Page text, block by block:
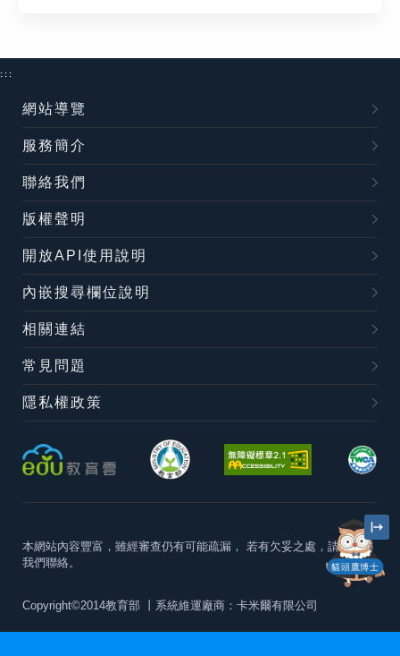
貓頭鷹博士
:::
網站導覽
服務簡介
聯絡我們
版權聲明
開放API使用說明
內嵌搜尋欄位說明
相關連結
常見問題
隱私權政策
本網站內容豐富，雖經審查仍有可能疏漏， 若有欠妥之處，請隨時與
我們聯絡。
Copyright©2014教育部 丨系統維運廠商：卡米爾有限公司